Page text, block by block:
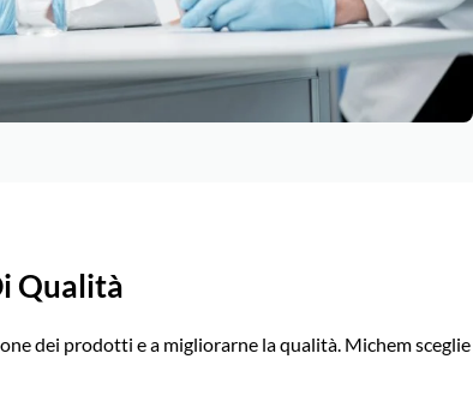
Qualità
dei prodotti e a migliorarne la qualità. Michem sceglie